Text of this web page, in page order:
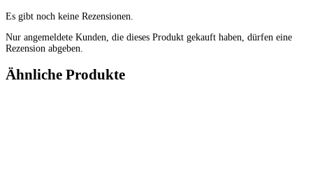
Es gibt noch keine Rezensionen.
Nur angemeldete Kunden, die dieses Produkt gekauft haben, dürfen eine
Rezension abgeben.
Ähnliche Produkte